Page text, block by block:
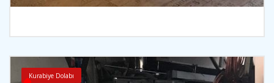
Kurabiye Dolabı